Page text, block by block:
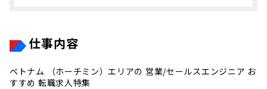
仕事内容
ベトナム （ホーチミン）エリアの 営業/セールスエンジニア お
すすめ 転職求人特集